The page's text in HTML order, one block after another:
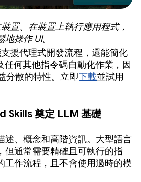
置、在裝置上執行應用程式，
操作 UI。
援代理式開發流程，還能簡化
任何其他指令碼自動化作業，因
分散的特性。立即下載並試用
Skills 奠定 LLM 基礎
述、概念和高階資訊。大型語言
但通常需要精確且可執行的指
工作流程，且不會使用過時的模